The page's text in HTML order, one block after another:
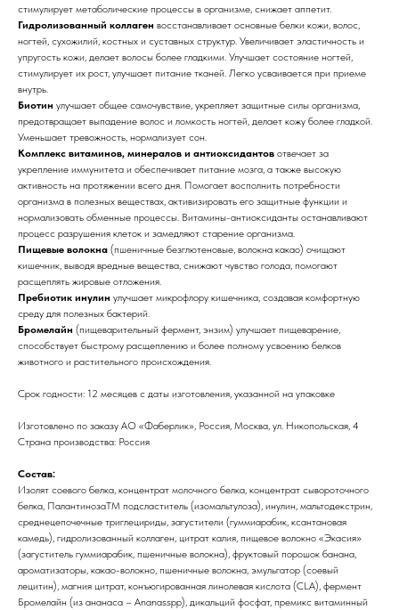
стимулирует метаболические процессы в организме, снижает аппетит.
Гидролизованный коллаген восстанавливает основные белки кожи, волос,
ногтей, сухожилий, костных и суставных структур. Увеличивает эластичность и
упругость кожи, делает волосы более гладкими. Улучшает состояние ногтей,
стимулирует их рост, улучшает питание тканей. Легко усваивается при приеме
внутрь.
Биотин улучшает общее самочувствие, укрепляет защитные силы организма,
предотвращает выпадение волос и ломкость ногтей, делает кожу более гладкой.
Уменьшает тревожность, нормализует сон.
Комплекс витаминов, минералов и антиоксидантов отвечает за
укрепление иммунитета и обеспечивает питание мозга, а также высокую
активность на протяжении всего дня. Помогает восполнить потребности
организма в полезных веществах, активизировать его защитные функции и
нормализовать обменные процессы. Витамины-антиоксиданты останавливают
процесс разрушения клеток и замедляют старение организма.
Пищевые волокна (пшеничные безглютеновые, волокна какао) очищают
кишечник, выводя вредные вещества, снижают чувство голода, помогают
расщеплять жировые отложения.
Пребиотик инулин улучшает микрофлору кишечника, создавая комфортную
среду для полезных бактерий.
Бромелайн (пищеварительный фермент, энзим) улучшает пищеварение,
способствует быстрому расщеплению и более полному усвоению белков
животного и растительного происхождения.
Срок годности: 12 месяцев с даты изготовления, указанной на упаковке
Изготовлено по заказу АО «Фаберлик», Россия, Москва, ул. Никопольская, 4
Страна производства: Россия
Состав:
Изолят соевого белка, концентрат молочного белка, концентрат сывороточного
белка, ПалантинозаTM подсластитель (изомальтулоза), инулин, мальтодекстрин,
среднецепочечные триглецириды, загустители (гуммиарабик, ксантановая
камедь), гидролизованный коллаген, цитрат калия, пищевое волокно «Экасия»
(загуститель гуммиарабик, пшеничные волокна), фруктовый порошок банана,
ароматизаторы, какао-волокно, пшеничные волокна, эмульгатор (соевый
лецитин), магния цитрат, конъюгированная линолевая кислота (CLA), фермент
Бромелайн (из ананаса – Ananasspp), дикальций фосфат, премикс витаминный